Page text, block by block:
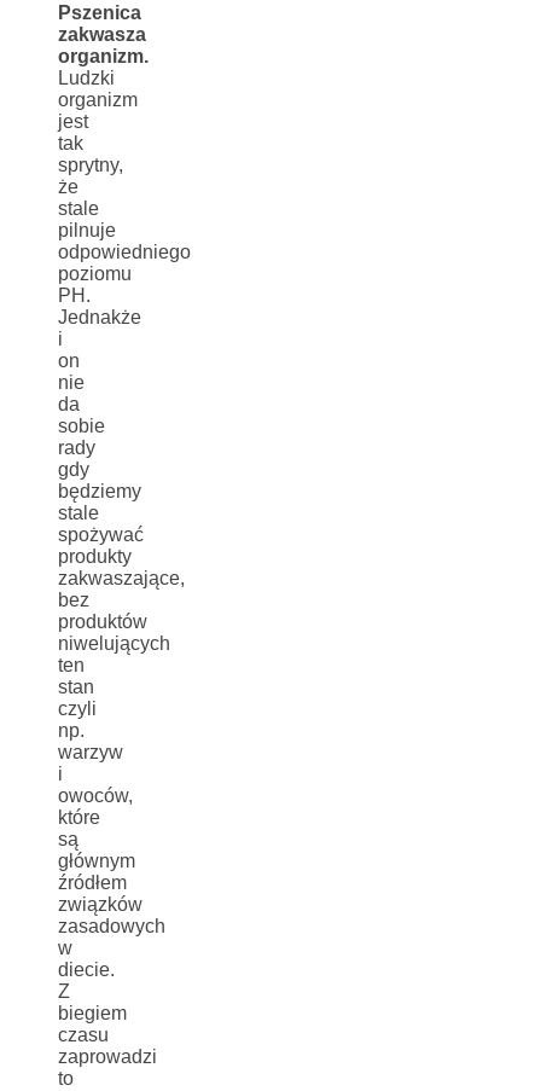
Pszenica
zakwasza
organizm.
Ludzki
organizm
jest
tak
sprytny,
że
stale
pilnuje
odpowiedniego
poziomu
PH.
Jednakże
i
on
nie
da
sobie
rady
gdy
będziemy
stale
spożywać
produkty
zakwaszające,
bez
produktów
niwelujących
ten
stan
czyli
np.
warzyw
i
owoców,
które
są
głównym
źródłem
związków
zasadowych
w
diecie.
Z
biegiem
czasu
zaprowadzi
to